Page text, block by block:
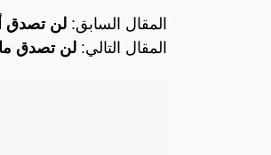
المقال السابق: لن تصدق
المقال التالي: لن تصدق